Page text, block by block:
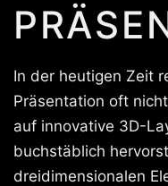
In der heutigen Zeit
Präsentation oft
auf innovative 3D-
buchstäblich
dreidimensionalen